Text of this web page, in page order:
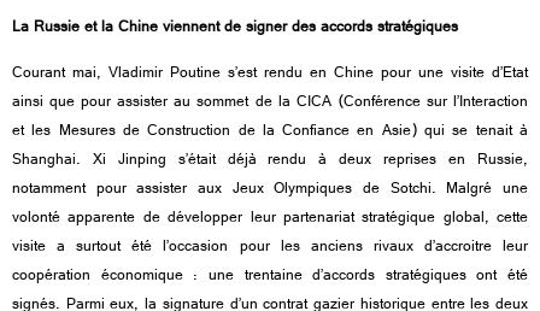
La Russie et la Chine viennent de signer des accords stratégiques
Courant mai, Vladimir Poutine s’est rendu en Chine pour une visite d’Etat
ainsi que pour assister au sommet de la CICA (Conférence sur l’Interaction
et les Mesures de Construction de la Confiance en Asie) qui se tenait à
Shanghai. Xi Jinping s’était déjà rendu à deux reprises en Russie,
notamment pour assister aux Jeux Olympiques de Sotchi. Malgré une
volonté apparente de développer leur partenariat stratégique global, cette
visite a surtout été l’occasion pour les anciens rivaux d’accroitre leur
coopération économique : une trentaine d’accords stratégiques ont été